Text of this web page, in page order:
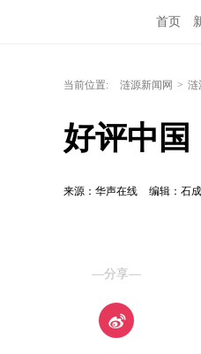
首页
当前位置: 涟源新闻网 > 涟
好评中国
来源：华声在线 编辑：石成
—分享—